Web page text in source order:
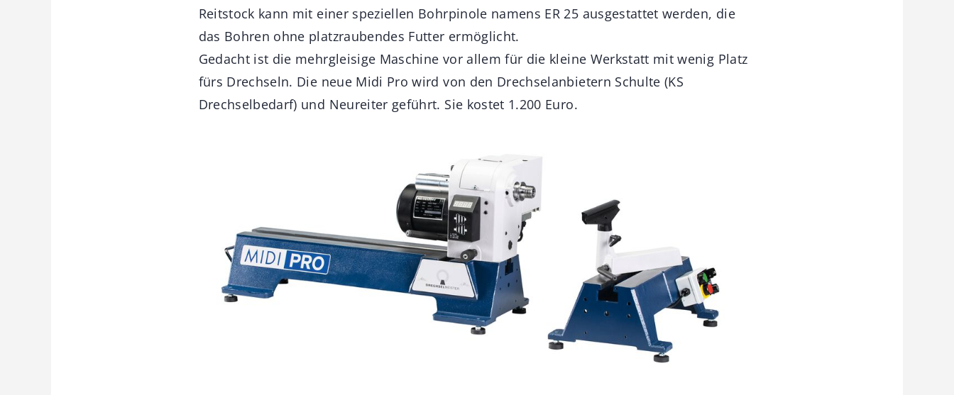
Reitstock kann mit einer speziellen Bohrpinole namens ER 25 ausgestattet werden, die
das Bohren ohne platzraubendes Futter ermöglicht.
Gedacht ist die mehrgleisige Maschine vor allem für die kleine Werkstatt mit wenig Platz
fürs Drechseln. Die neue Midi Pro wird von den Drechselanbietern Schulte (KS
Drechselbedarf) und Neureiter geführt. Sie kostet 1.200 Euro.